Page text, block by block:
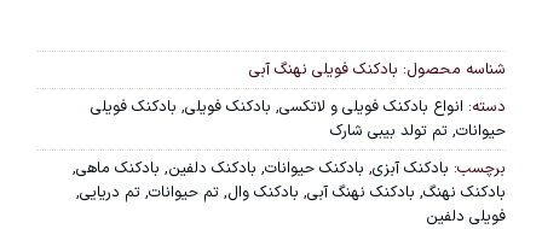
شناسه محصول: بادکنک فویلی نهنگ آبی
دسته: انواع بادکنک فویلی و لاتکسی, بادکنک فویلی, بادکنک فویلی
حیوانات, تم تولد بیبی شارک
برچسب: بادکنک آبزی, بادکنک حیوانات, بادکنک دلفین, بادکنک ماهی,
بادکنک نهنگ, بادکنک نهنگ آبی, بادکنک وال, تم حیوانات, تم دریایی,
فویلی دلفین